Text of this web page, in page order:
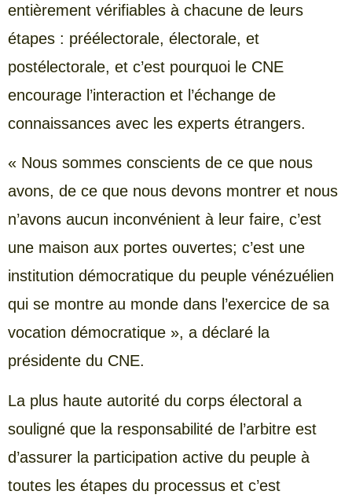
entièrement vérifiables à chacune de leurs
étapes : préélectorale, électorale, et
postélectorale, et c’est pourquoi le CNE
encourage l’interaction et l’échange de
connaissances avec les experts étrangers.
« Nous sommes conscients de ce que nous
avons, de ce que nous devons montrer et nous
n’avons aucun inconvénient à leur faire, c’est
une maison aux portes ouvertes; c’est une
institution démocratique du peuple vénézuélien
qui se montre au monde dans l’exercice de sa
vocation démocratique », a déclaré la
présidente du CNE.
La plus haute autorité du corps électoral a
souligné que la responsabilité de l’arbitre est
d’assurer la participation active du peuple à
toutes les étapes du processus et c’est